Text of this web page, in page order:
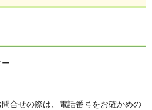
合せの際は、電話番号をお確かめの